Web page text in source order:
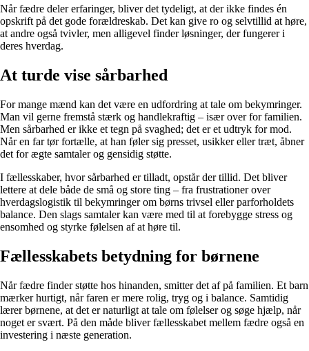
Når fædre deler erfaringer, bliver det tydeligt, at der ikke findes én
opskrift på det gode forældreskab. Det kan give ro og selvtillid at høre,
at andre også tvivler, men alligevel finder løsninger, der fungerer i
deres hverdag.
At turde vise sårbarhed
For mange mænd kan det være en udfordring at tale om bekymringer.
Man vil gerne fremstå stærk og handlekraftig – især over for familien.
Men sårbarhed er ikke et tegn på svaghed; det er et udtryk for mod.
Når en far tør fortælle, at han føler sig presset, usikker eller træt, åbner
det for ægte samtaler og gensidig støtte.
I fællesskaber, hvor sårbarhed er tilladt, opstår der tillid. Det bliver
lettere at dele både de små og store ting – fra frustrationer over
hverdagslogistik til bekymringer om børns trivsel eller parforholdets
balance. Den slags samtaler kan være med til at forebygge stress og
ensomhed og styrke følelsen af at høre til.
Fællesskabets betydning for børnene
Når fædre finder støtte hos hinanden, smitter det af på familien. Et barn
mærker hurtigt, når faren er mere rolig, tryg og i balance. Samtidig
lærer børnene, at det er naturligt at tale om følelser og søge hjælp, når
noget er svært. På den måde bliver fællesskabet mellem fædre også en
investering i næste generation.